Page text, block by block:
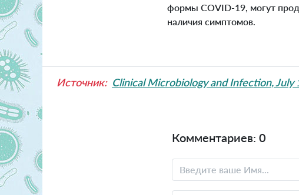
формы COVID-19, могут
наличия симптомов.
Источник: Clinical Microbiology and Infection, July
Комментариев: 0